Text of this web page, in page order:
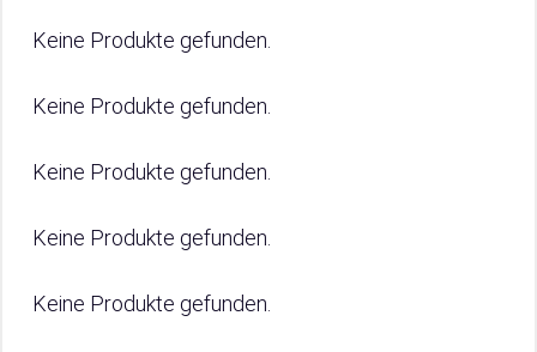
Keine Produkte gefunden.
Keine Produkte gefunden.
Keine Produkte gefunden.
Keine Produkte gefunden.
Keine Produkte gefunden.